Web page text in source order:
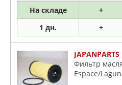
На складе +
1 дн. +
Фильтр
Espace/